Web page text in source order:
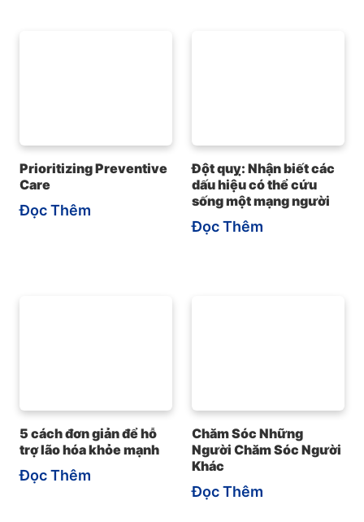
Prioritizing Preventive
Care
Đọc Thêm
Đột quỵ: Nhận biết các
dấu hiệu có thể cứu
sống một mạng người
Đọc Thêm
5 cách đơn giản để hỗ
trợ lão hóa khỏe mạnh
Đọc Thêm
Chăm Sóc Những
Người Chăm Sóc Người
Khác
Đọc Thêm